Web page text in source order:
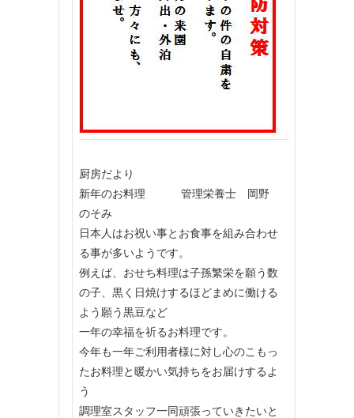
厨房だより
新年のお料理 管理栄養士 岡野
のそみ
日本人はお祝い事とお食事を組み合わせ
る事が多いようです。
例えば、おせち料理は子孫繁栄を願う数
の子、黒く日焼けするほどまめに働ける
よう願う黒豆など
一年の幸福を祈るお料理です。
今年も一年ご利用者様に対し心のこもっ
たお料理と暖かい気持ちをお届けするよ
う
調理室スタッフ一同頑張っていきたいと